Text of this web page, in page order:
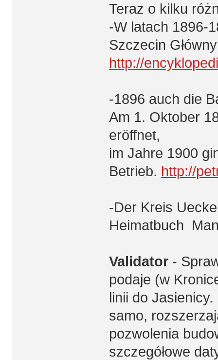
Teraz o kilku
-W latach 1896-
Szczecin
http://
-1896 auch die
Am 1. Oktober
eröffnet,
im Jahre 1900
Betrieb. http://
-Der Kreis
Heimatbuch
Validator-
podaje (w
linii do
samo,
pozwolenia
szczegółowe